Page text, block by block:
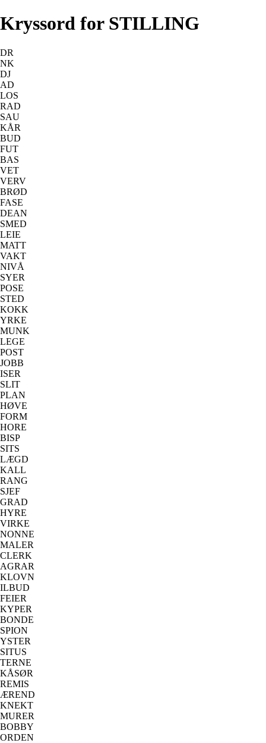
Kryssord for STILLING
DR
NK
DJ
AD
LOS
RAD
SAU
KÅR
BUD
FUT
BAS
VET
VERV
BRØD
FASE
DEAN
SMED
LEIE
MATT
VAKT
NIVÅ
SYER
POSE
STED
KOKK
YRKE
MUNK
LEGE
POST
JOBB
ISER
SLIT
PLAN
HØVE
FORM
HORE
BISP
SITS
LÆGD
KALL
RANG
SJEF
GRAD
HYRE
VIRKE
NONNE
MALER
CLERK
AGRAR
KLOVN
ILBUD
FEIER
KYPER
BONDE
SPION
YSTER
SITUS
TERNE
KÅSØR
REMIS
ÆREND
KNEKT
MURER
BOBBY
ORDEN